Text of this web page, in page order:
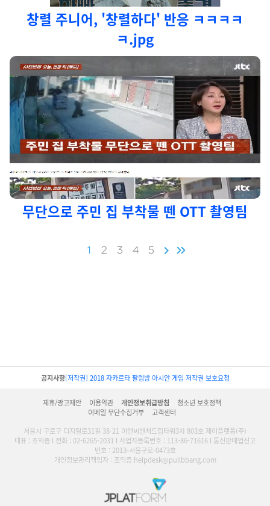
창렬 주니어, '창렬하다' 반응 ㅋㅋㅋㅋ
ㅋ.jpg
무단으로 주민 집 부착물 뗀 OTT 촬영팀
1 2 3 4 5
공지사항[저작권] 2018 자카르타 팔렘방 아시안 게임 저작권 보호요청
제휴/광고제안 이용약관 개인정보취급방침
청소년 보호정책
이메일 무단수집거부
고객센터
서울시 구로구 디지털로31길 38-21 이앤씨벤처드림타워3차 803호 제이플랫폼(주)
대표 : 조익증 l 전화 : 02-6265-2031 l 사업자등록번호 : 113-86-71616 l 통신판매업신고
번호 : 2013-서울구로-0473호
개인정보관리책임자 : 조익증 helpdesk@pullbbang.com